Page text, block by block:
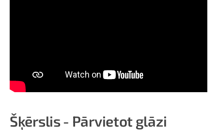
Šķērslis - Pārvietot glāzi